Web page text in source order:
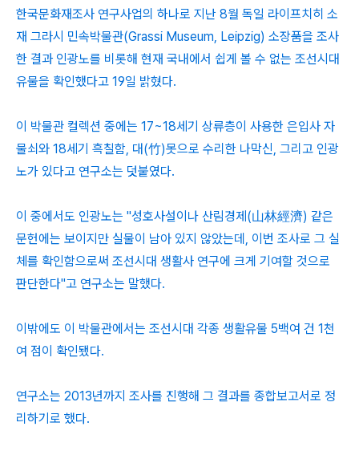
한국문화재조사 연구사업의 하나로 지난 8월 독일 라이프치히 소
재 그라시 민속박물관(Grassi Museum, Leipzig) 소장품을 조사
한 결과 인광노를 비롯해 현재 국내에서 쉽게 볼 수 없는 조선시대
유물을 확인했다고 19일 밝혔다.
이 박물관 컬렉션 중에는 17~18세기 상류층이 사용한 은입사 자
물쇠와 18세기 흑칠함, 대(竹)못으로 수리한 나막신, 그리고 인광
노가 있다고 연구소는 덧붙였다.
이 중에서도 인광노는 "성호사설이나 산림경제(山林經濟) 같은
문헌에는 보이지만 실물이 남아 있지 않았는데, 이번 조사로 그 실
체를 확인함으로써 조선시대 생활사 연구에 크게 기여할 것으로
판단한다"고 연구소는 말했다.
이밖에도 이 박물관에서는 조선시대 각종 생활유물 5백여 건 1천
여 점이 확인됐다.
연구소는 2013년까지 조사를 진행해 그 결과를 종합보고서로 정
리하기로 했다.